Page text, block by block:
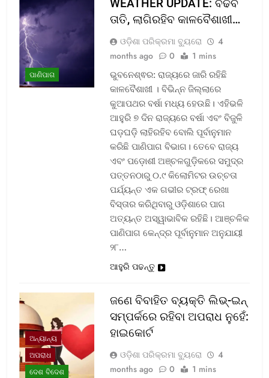
ପାଣିପାଗ
WEATHER UPDATE: ବଢିବ
ତାତି, ଲାଗିରହିବ କାଳବୈଶାଖୀ…
ଓଡ଼ିଶା ପରିକ୍ରମା ବ୍ୟୁରୋ
4
months ago
0 1 mins
ଭୁବନେଶ୍ଵର: ରାଜ୍ୟରେ ଜାରି ରହିଛି
କାଳବୈଶାଖୀ । ବିଭିନ୍ନ ଜିଲ୍ଲାରେ
କୁଆପଥର ବର୍ଷା ମଧ୍ୟ ହେଉଛି। ଏହିଭଳି
ଆହୁରି ୭ ଦିନ ରାଜ୍ୟରେ ବର୍ଷା ଏବଂ ବିଜୁଳି
ଘଡ଼ଘଡ଼ି ଲାହିରହିବ ବୋଲି ପୂର୍ବାନୁମାନ
କରିଛି ପାଣିପାଗ ବିଭାଗ। ତେବେ ରାଜ୍ୟ
ଏବଂ ପଡ଼ୋଶୀ ଅଞ୍ଚଳଗୁଡ଼ିକରେ ସମୁଦ୍ର
ପତ୍ତନଠାରୁ ୦.୯ କିଲୋମିଟର ଉଚ୍ଚତା
ପର୍ଯ୍ୟନ୍ତ ଏକ ଗଭୀର ଟ୍ରଫ୍ ରେଖା
ବିସ୍ତାର କରିଥିବାରୁ ଓଡ଼ିଶାରେ ପାଗ
ଅତ୍ୟନ୍ତ ଅସ୍ୱାଭାବିକ ରହିଛି। ଆଞ୍ଚଳିକ
ପାଣିପାଗ କେନ୍ଦ୍ର ପୂର୍ବାନୁମାନ ଅନୁଯାୟୀ
୨୮…
ଆହୁରି ପଢନ୍ତୁ
ଅନ୍ୟାନ୍ୟ
ଅପରାଧ
ଦେଶ ବିଦେଶ
ଜଣେ ବିବାହିତ ବ୍ୟକ୍ତି ଲିଭ୍-ଇନ୍
ସମ୍ପର୍କରେ ରହିବା ଅପରାଧ ନୁହେଁ:
ହାଇକୋର୍ଟ
ଓଡ଼ିଶା ପରିକ୍ରମା ବ୍ୟୁରୋ
4
months ago
0 1 mins